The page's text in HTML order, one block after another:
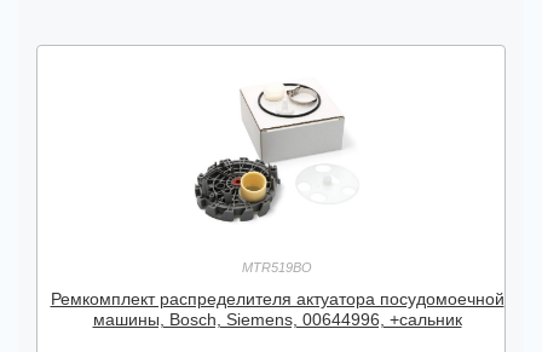
MTR519BO
Ремкомплект распределителя актуатора посудомоечной
машины, Bosch, Siemens, 00644996, +сальник